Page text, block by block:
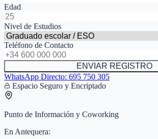
Edad
Nivel de Estudios
Teléfono de Contacto
ENVIAR REGISTRO
WhatsApp Directo: 695 750 305
Espacio Seguro y Encriptado
Punto de Información y Coworking
En Antequera: